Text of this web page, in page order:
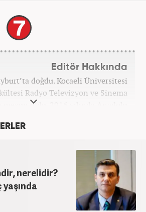
Editör Hakkında
doğdu. Kocaeli Üniversitesi
Radyo Televizyon ve Sinema
mezun oldu. 2016 yılında Anadolu
çalıştı. Nisan 2021'den bu yana
yapmaktadır.
nerelidir?